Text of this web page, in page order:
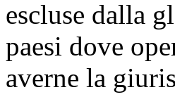
escluse dalla
paesi dove
averne la